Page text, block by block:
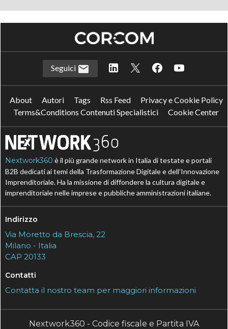
Seguici
About Autori Tags Rss Feed
Privacy e Cookie Policy
Terms&Conditions Contenuti Specialistici
Cookie Center
Nextwork360 è il più grande network in Italia di testate e portali
B2B dedicati ai temi della Trasformazione Digitale e dell’Innovazione
Imprenditoriale. Ha la missione di diffondere la cultura digitale e
imprenditoriale nelle imprese e pubbliche amministrazioni italiane.
Indirizzo
Via Moretto da Brescia, 22
Milano - Italia
CAP 20133
Contatti
Contatta il nostro team per maggiori informazioni
Nextwork360 - Codice fiscale e Partita IVA